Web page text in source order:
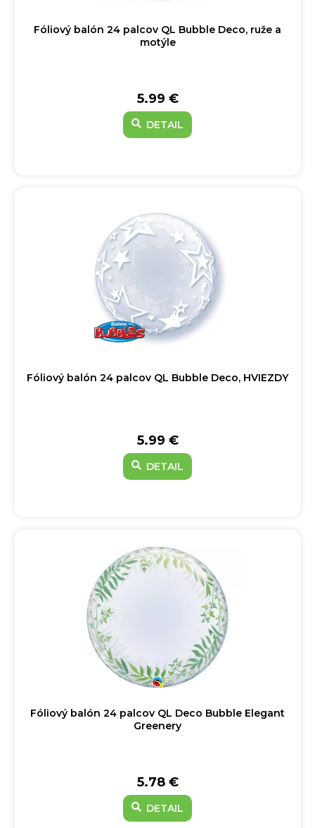
Fóliový balón 24 palcov QL Bubble Deco, ruže a
motýle
5.99 €
DETAIL
Fóliový balón 24 palcov QL Bubble Deco, HVIEZDY
5.99 €
DETAIL
Fóliový balón 24 palcov QL Deco Bubble Elegant
Greenery
5.78 €
DETAIL